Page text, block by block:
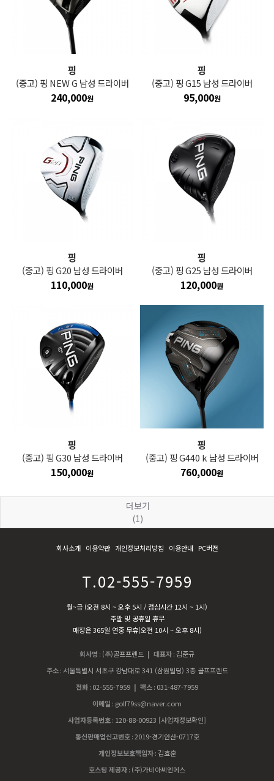
핑
(중고) 핑 NEW G 남성 드라이버
240,000원
핑
(중고) 핑 G15 남성 드라이버
95,000원
핑
(중고) 핑 G20 남성 드라이버
110,000원
핑
(중고) 핑 G25 남성 드라이버
120,000원
핑
(중고) 핑 G30 남성 드라이버
150,000원
핑
(중고) 핑 G440 k 남성 드라이버
760,000원
더보기
(1)
회사소개 이용약관 개인정보처리방침 이용안내 PC버전
T.02-555-7959
월~금 (오전 8시 ~ 오후 5시 / 점심시간 12시 ~ 1시)
주말 및 공휴일 휴무
매장은 365일 연중 무휴(오전 10시 ~ 오후 8시)
회사명 : (주)골프프렌드 | 대표자: 김준규
주소 : 서울특별시 서초구 강남대로 341 (삼원빌딩) 3층 골프프렌드
전화: 02-555-7959 | 팩스: 031-487-7959
이메일 : golf79ss@naver.com
사업자등록번호: 120-88-00923 [사업자정보확인]
통신판매업신고번호 :2019-경기안산-0717호
개인정보보호책임자 : 김효훈
호스팅 제공자: (주)가비아씨엔에스